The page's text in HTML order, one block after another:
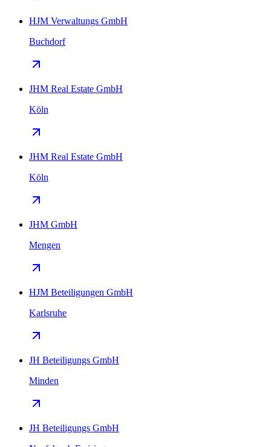
HJM Verwaltungs GmbH
Buchdorf
JHM Real Estate GmbH
Köln
JHM Real Estate GmbH
Köln
JHM GmbH
Mengen
HJM Beteiligungen GmbH
Karlsruhe
JH Beteiligungs GmbH
Minden
JH Beteiligungs GmbH